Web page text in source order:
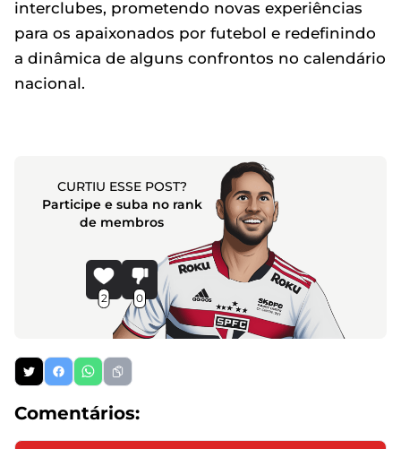
interclubes, prometendo novas experiências
para os apaixonados por futebol e redefinindo
a dinâmica de alguns confrontos no calendário
nacional.
CURTIU ESSE POST?
Participe e suba no rank
de membros
2 0
Comentários: